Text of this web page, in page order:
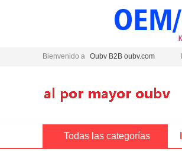
Bienvenido a Oubv B2B oubv.com
Todas las categorías